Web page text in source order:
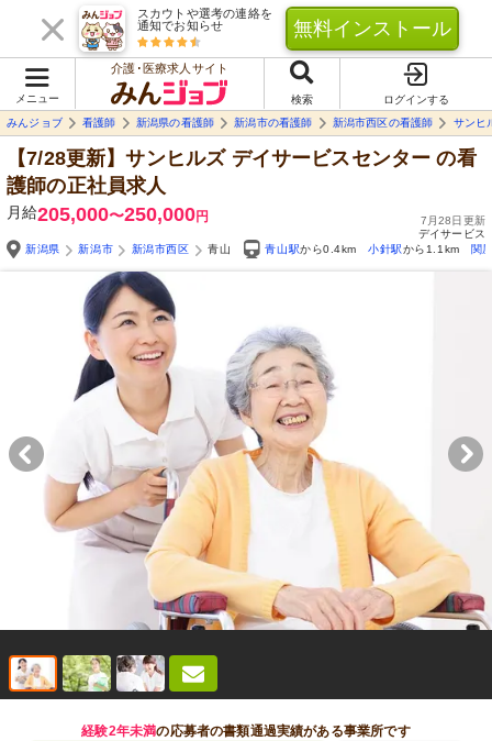
スカウトや選考の連絡を
通知でお知らせ
無料インストール
メニュー
介護･医療求人サイト
検索
ログインする
みんジョブ
看護師 新潟県の看護師 新潟市の看護師 新潟市西区の看護師 サンヒ
【7/28更新】サンヒルズ デイサービスセンター の看
護師の正社員求人
月給205,000〜250,000円
7月28日更新
デイサービス
新潟県
新潟市 新潟市西区 青山 青山駅から0.4km 小針駅から1.1km 関
経験2年未満の応募者の書類通過実績がある事業所です